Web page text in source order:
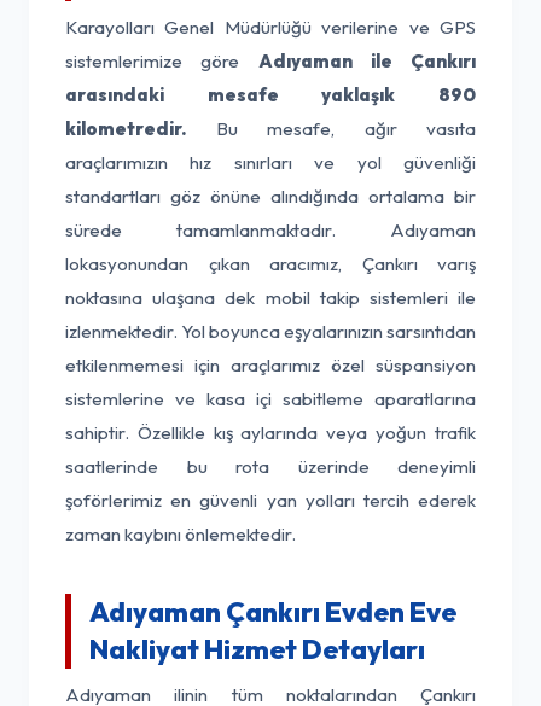
Karayolları Genel Müdürlüğü verilerine ve GPS
sistemlerimize göre Adıyaman ile Çankırı
arasındaki mesafe yaklaşık 890
kilometredir. Bu mesafe, ağır vasıta
araçlarımızın hız sınırları ve yol güvenliği
standartları göz önüne alındığında ortalama bir
sürede tamamlanmaktadır. Adıyaman
lokasyonundan çıkan aracımız, Çankırı varış
noktasına ulaşana dek mobil takip sistemleri ile
izlenmektedir. Yol boyunca eşyalarınızın sarsıntıdan
etkilenmemesi için araçlarımız özel süspansiyon
sistemlerine ve kasa içi sabitleme aparatlarına
sahiptir. Özellikle kış aylarında veya yoğun trafik
saatlerinde bu rota üzerinde deneyimli
şoförlerimiz en güvenli yan yolları tercih ederek
zaman kaybını önlemektedir.
Adıyaman Çankırı Evden Eve
Nakliyat Hizmet Detayları
Adıyaman ilinin tüm noktalarından Çankırı